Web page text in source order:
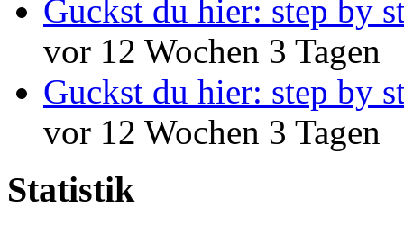
Guckst du hier: step by
vor 12 Wochen 3 Tagen
Guckst du hier: step by
vor 12 Wochen 3 Tagen
Statistik